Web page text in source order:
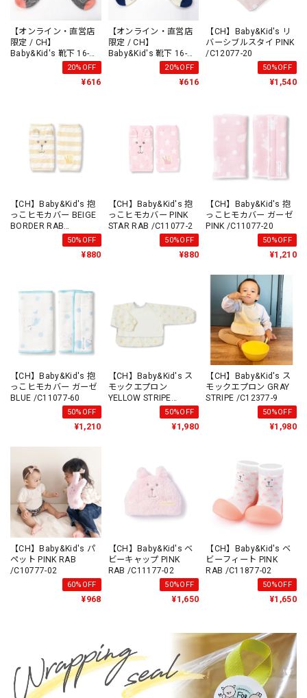
【オンライン・直営店
限定 / CH】
Baby&Kid's 靴下 16-
18cm PINK /AS9855-1
20%OFF
¥616
【オンライン・直営店
限定 / CH】
Baby&Kid's 靴下 16-
18cm BLUE /AS9855-2
20%OFF
¥616
【CH】Baby&Kid's リ
バーシブルスタイ PINK
/C12077-20
50%OFF
¥1,540
【CH】Baby&Kid's 抱
っこヒモカバー BEIGE
BORDER RAB
50%OFF
¥880
【CH】Baby&Kid's 抱
っこヒモカバー PINK
STAR RAB /C11077-2
50%OFF
¥880
【CH】Baby&Kid's 抱
っこヒモカバー ガーゼ
PINK /C11077-20
50%OFF
¥1,210
【CH】Baby&Kid's 抱
っこヒモカバー ガーゼ
BLUE /C11077-60
50%OFF
¥1,210
【CH】Baby&Kid's ス
モックエプロン
YELLOW STRIPE
50%OFF
¥1,980
【CH】Baby&Kid's ス
モックエプロン GRAY
STRIPE /C12377-9
50%OFF
¥1,980
【CH】Baby&Kid's パ
ペット PINK RAB
/C10777-02
60%OFF
¥968
【CH】Baby&Kid's ベ
ビーキャップ PINK
RAB /C11177-02
50%OFF
¥1,650
【CH】Baby&Kid's ベ
ビーフィート PINK
RAB /C11877-02
50%OFF
¥1,650